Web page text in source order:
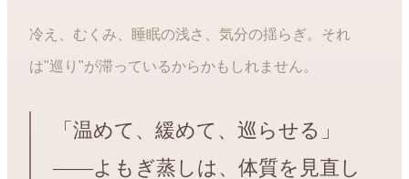
冷え、むくみ、睡眠の浅さ、気分の揺らぎ。それ
は"巡り"が滞っているからかもしれません。
「温めて、緩めて、巡らせる」
——よもぎ蒸しは、体質を見直し